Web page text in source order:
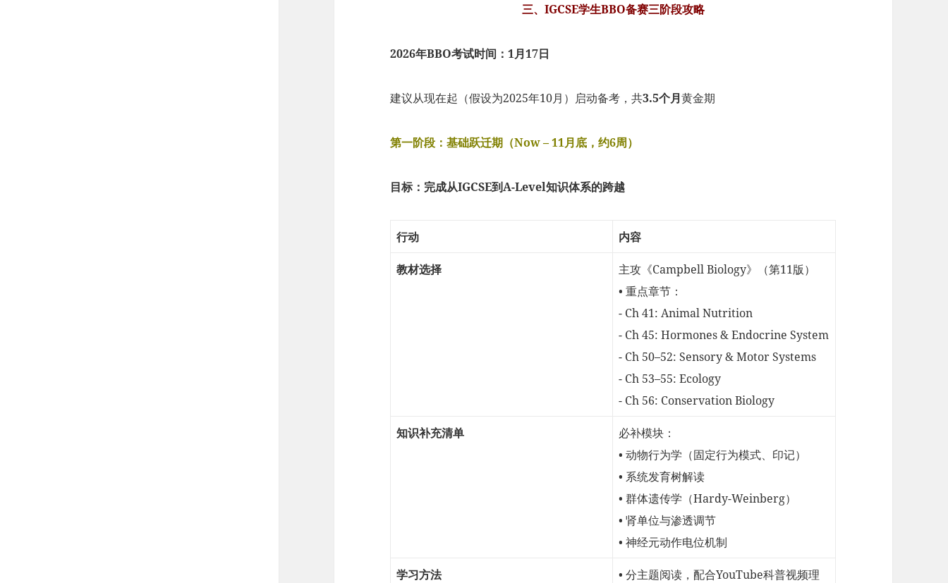
三、IGCSE学生BBO备赛三阶段攻略
2026年BBO考试时间：1月17日
建议从现在起（假设为2025年10月）启动备考，共3.5个月黄金期
第一阶段：基础跃迁期（Now – 11月底，约6周）
目标：完成从IGCSE到A-Level知识体系的跨越
行动 内容
教材选择
主攻《Campbell Biology》（第11版）
• 重点章节：
- Ch 41: Animal Nutrition
- Ch 45: Hormones & Endocrine System
- Ch 50–52: Sensory & Motor Systems
- Ch 53–55: Ecology
- Ch 56: Conservation Biology
知识补充清单
必补模块：
• 动物行为学（固定行为模式、印记）
• 系统发育树解读
• 群体遗传学（Hardy-Weinberg）
• 肾单位与渗透调节
• 神经元动作电位机制
学习方法
• 分主题阅读，配合YouTube科普视频理